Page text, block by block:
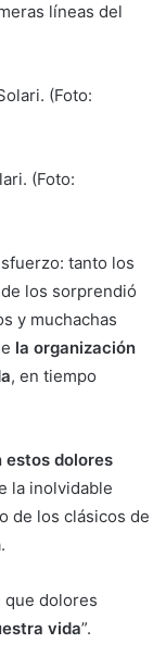
líneas del
(Foto:
tanto los
los sorprendió
y muchachas
la organización
, en tiempo
estos dolores
la inolvidable
de los clásicos de
que dolores
vida”.